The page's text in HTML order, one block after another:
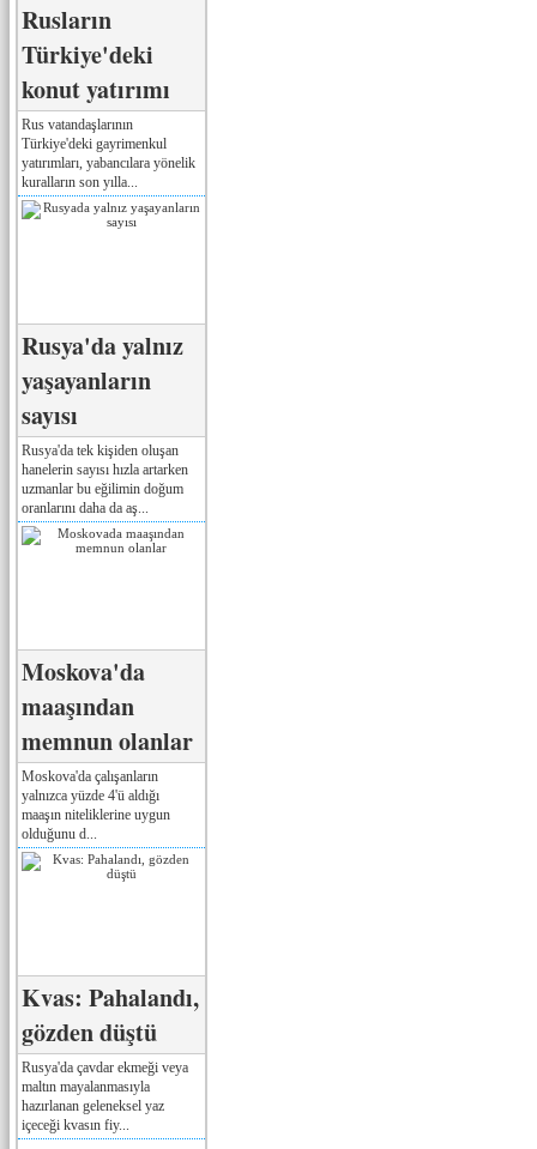
Rusların
Türkiye'deki
konut yatırımı
Rus vatandaşlarının
Türkiye'deki gayrimenkul
yatırımları, yabancılara yönelik
kuralların son yılla...
Rusya'da yalnız
yaşayanların
sayısı
Rusya'da tek kişiden oluşan
hanelerin sayısı hızla artarken
uzmanlar bu eğilimin doğum
oranlarını daha da aş...
Moskova'da
maaşından
memnun olanlar
Moskova'da çalışanların
yalnızca yüzde 4'ü aldığı
maaşın niteliklerine uygun
olduğunu d...
Kvas: Pahalandı,
gözden düştü
Rusya'da çavdar ekmeği veya
maltın mayalanmasıyla
hazırlanan geleneksel yaz
içeceği kvasın fiy...